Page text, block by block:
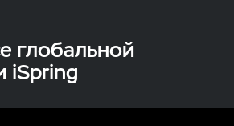
глобальной
iSpring